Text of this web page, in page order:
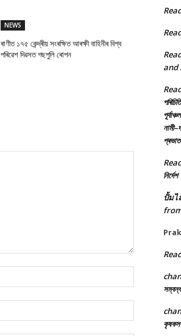
NEWS
ৰাণীত ১৭৫ কেন্দ্ৰীয় সংৰক্ষিত আৰক্ষী বাহিনীৰ বিশ্ব
পৰিৱেশ দিৱসত গছপুলি ৰোপন
and
নিৰ্দেশ
ปั้มไ